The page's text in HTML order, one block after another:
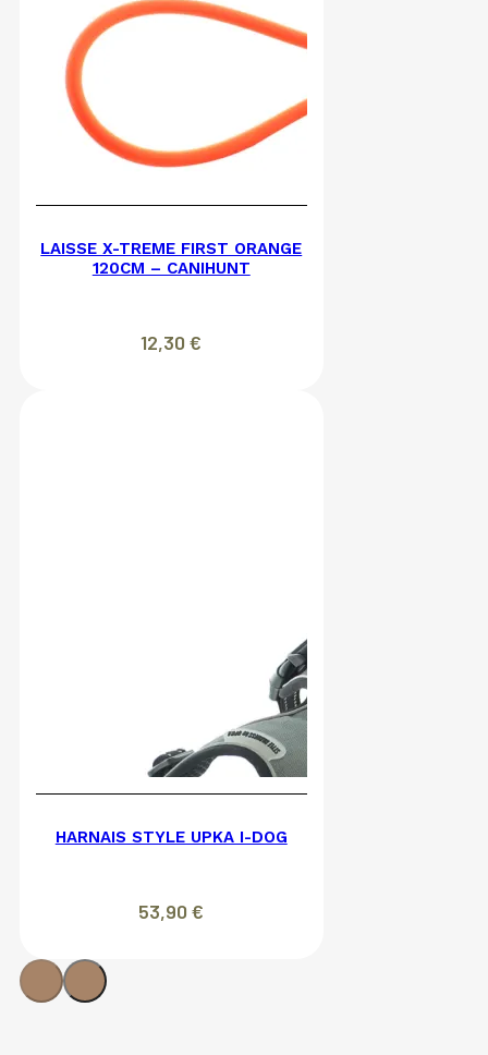
LAISSE X-TREME FIRST ORANGE
120CM – CANIHUNT
12,30€
HARNAIS STYLE UPKA I-DOG
53,90€